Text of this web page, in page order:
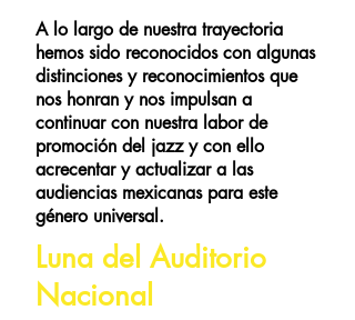
A lo largo de nuestra trayectoria
hemos sido reconocidos con algunas
distinciones y reconocimientos que
nos honran y nos impulsan a
continuar con nuestra labor de
promoción del jazz y con ello
acrecentar y actualizar a las
audiencias mexicanas para este
género universal.
Luna del Auditorio
Nacional